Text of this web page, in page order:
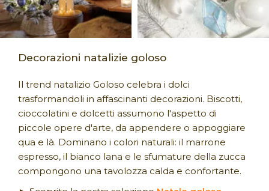
Decorazioni natalizie goloso
Il trend natalizio Goloso celebra i dolci
trasformandoli in affascinanti decorazioni. Biscotti,
cioccolatini e dolcetti assumono l'aspetto di
piccole opere d'arte, da appendere o appoggiare
qua e là. Dominano i colori naturali: il marrone
espresso, il bianco lana e le sfumature della zucca
compongono una tavolozza calda e confortante.